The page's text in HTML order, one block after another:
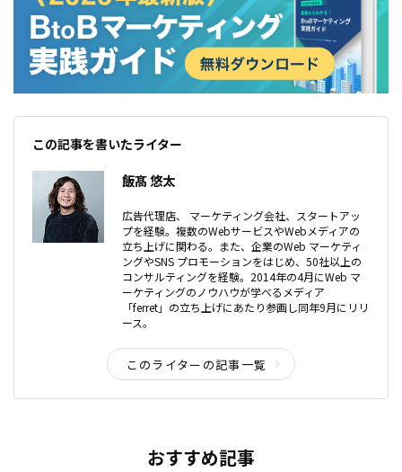
この記事を書いたライター
飯髙 悠太
広告代理店、 マーケティング会社、スタートアッ
プを経験。複数のWebサービスやWebメディアの
立ち上げに関わる。また、企業のWeb マーケティ
ングやSNS プロモーションをはじめ、50社以上の
コンサルティングを経験。2014年の4月にWeb マ
ーケティングのノウハウが学べるメディア
「ferret」の立ち上げにあたり参画し同年9月にリリ
ース。
このライターの記事一覧
おすすめ記事